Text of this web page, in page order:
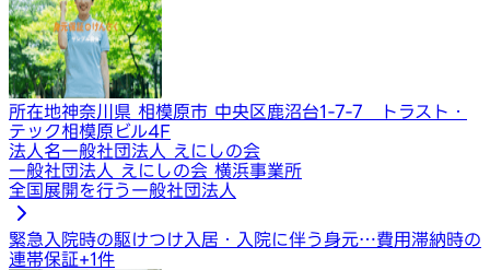
所在地神奈川県 相模原市 中央区鹿沼台1-7-7 トラスト・
テック相模原ビル4F
法人名一般社団法人 えにしの会
一般社団法人 えにしの会 横浜事業所
全国展開を行う一般社団法人
緊急入院時の駆けつけ 入居・入院に伴う身元…費用滞納時の
連帯保証+1件